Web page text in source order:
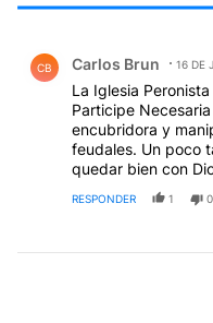
CB Carlos Brun 16 DE
La Iglesia
Participe
encubridora y
feudales. Un poco
quedar bien con
RESPONDER 1 0